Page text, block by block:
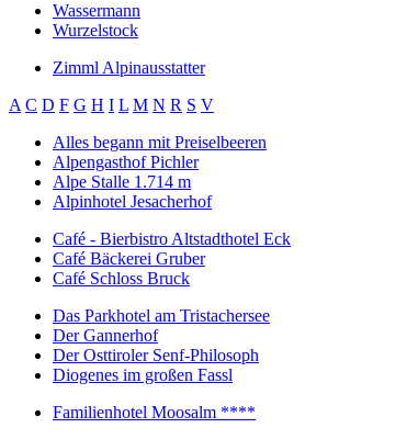
Wassermann
Wurzelstock
Zimml Alpinausstatter
A C D F G H I L M N R S V
Alles begann mit Preiselbeeren
Alpengasthof Pichler
Alpe Stalle 1.714 m
Alpinhotel Jesacherhof
Café - Bierbistro Altstadthotel Eck
Café Bäckerei Gruber
Café Schloss Bruck
Das Parkhotel am Tristachersee
Der Gannerhof
Der Osttiroler Senf-Philosoph
Diogenes im großen Fassl
Familienhotel Moosalm ****